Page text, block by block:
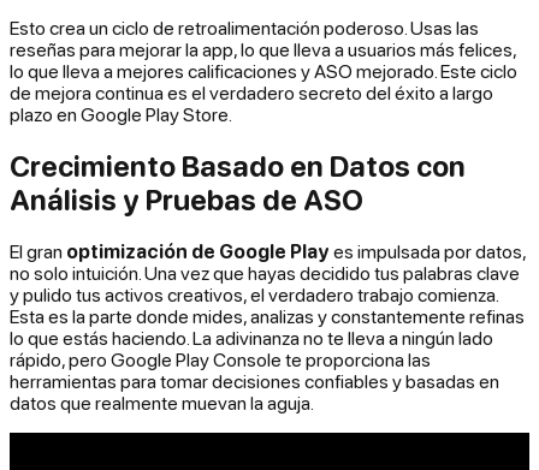
Esto crea un ciclo de retroalimentación poderoso. Usas las
reseñas para mejorar la app, lo que lleva a usuarios más felices,
lo que lleva a mejores calificaciones y ASO mejorado. Este ciclo
de mejora continua es el verdadero secreto del éxito a largo
plazo en Google Play Store.
Crecimiento Basado en Datos con
Análisis y Pruebas de ASO
El gran optimización de Google Play es impulsada por datos,
no solo intuición. Una vez que hayas decidido tus palabras clave
y pulido tus activos creativos, el verdadero trabajo comienza.
Esta es la parte donde mides, analizas y constantemente refinas
lo que estás haciendo. La adivinanza no te lleva a ningún lado
rápido, pero Google Play Console te proporciona las
herramientas para tomar decisiones confiables y basadas en
datos que realmente muevan la aguja.